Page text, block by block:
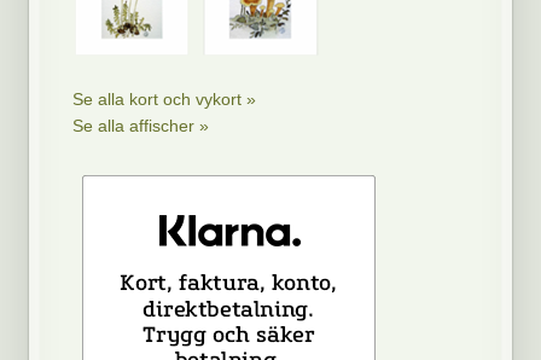
Se alla kort och vykort »
Se alla affischer »